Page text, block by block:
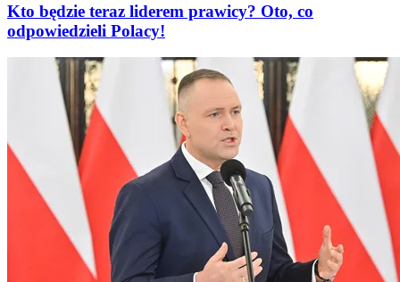
Kto będzie teraz liderem prawicy? Oto, co
odpowiedzieli Polacy!